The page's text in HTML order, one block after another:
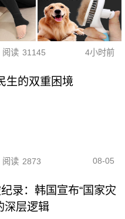
阅读 31145 4小时前
生的双重困境
阅读 2873 08-05
录：韩国宣布“国家灾
深层逻辑